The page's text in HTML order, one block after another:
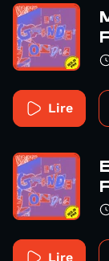
Lire
Lire